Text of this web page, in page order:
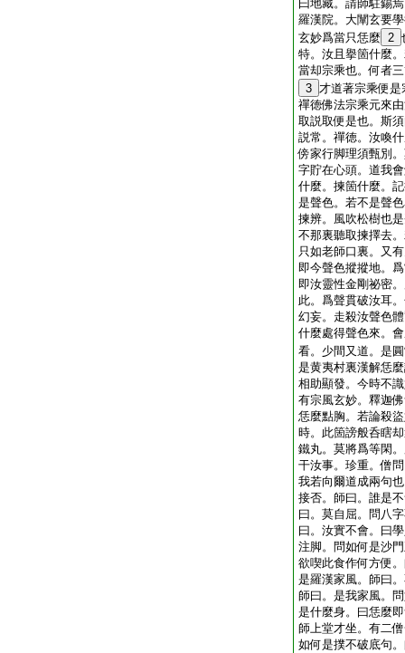
曰地藏。請師駐錫
羅漢院。大闡玄要
玄妙爲當只恁麼 2
特。汝且擧箇什麼
當却宗乘也。何者
3 才道著宗乘便
禪徳佛法宗乘元來
取説取便是也。斯
説常。禪徳。汝喚
傍家行脚理須甄別
字貯在心頭。道我
什麼。揀箇什麼。
是聲色。若不是聲
揀辨。風吹松樹也
不那裏聽取揀擇去
只如老師口裏。又
即今聲色摐摐地。
即汝靈性金剛祕密
此。爲聲貫破汝耳
幻妄。走殺汝聲色
什麼處得聲色來。
看。少間又道。是
是黄夷村裏漢解恁
相助顯發。今時不
有宗風玄妙。釋迦
恁麼點胸。若論殺
時。此箇謗般呑瞎
鐵丸。莫將爲等閑
干汝事。珍重。僧
我若向爾道成兩句
接否。師曰。誰是
曰。莫自屈。問八
曰。汝實不會。曰
注脚。問如何是沙
欲喫此食作何方便
是羅漢家風。師曰
師曰。是我家風。
是什麼身。曰恁麼
師上堂才坐。有二
如何是撲不破底句